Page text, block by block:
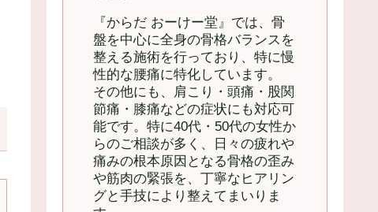
『からだ おーけー堂』では、骨
盤を中心に全身の骨格バランスを
整える施術を行っており、特に慢
性的な腰痛に特化しています。
その他にも、肩こり・頭痛・股関
節痛・膝痛などの症状にも対応可
能です。特に40代・50代の女性か
らのご相談が多く、日々の疲れや
痛みの根本原因となる骨格の歪み
や筋肉の緊張を、丁寧なヒアリン
グと手技により整えてまいりま